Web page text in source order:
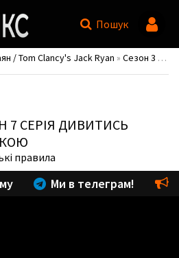
Пошук
/ Tom Clancy's Jack Ryan » Сезон 3
7 СЕРІЯ ДИВИТИСЬ
правила
Ми в телеграм!